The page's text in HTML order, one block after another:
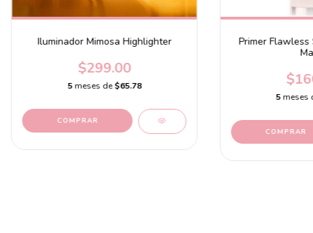
Iluminador Mimosa Highlighter
$299.00
5 meses de$65.78
Primer Flawless
5meses